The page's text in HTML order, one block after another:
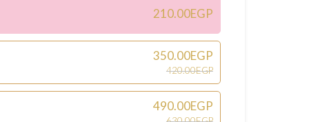
210.00EGP
350.00EGP
420.00EGP
490.00EGP